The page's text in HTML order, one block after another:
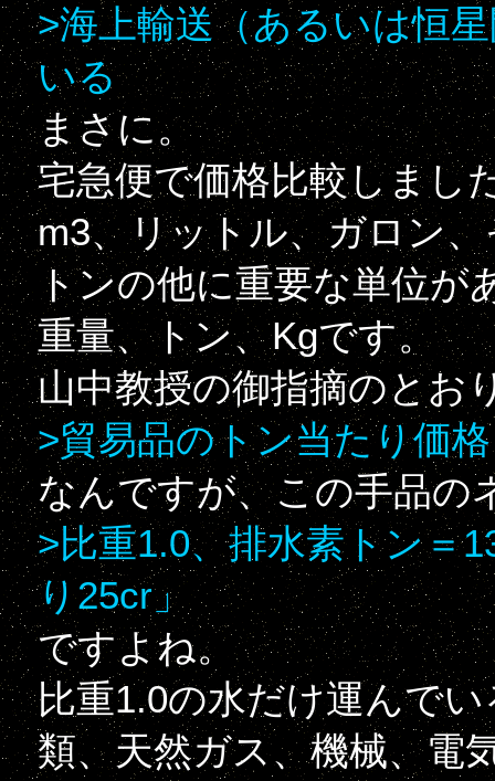
>海上輸送（あるいは恒
いる
まさに。
宅急便で価格比較しまし
m3、リットル、ガロン
トンの他に重要な単位が
重量、トン、Kgです。
山中教授の御指摘のとお
>貿易品のトン当たり価格
なんですが、この手品の
>比重1.0、排水素トン＝
り25cr」
ですよね。
比重1.0の水だけ運んで
類、天然ガス、機械、電